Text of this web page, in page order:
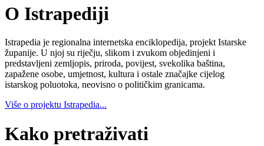
O Istrapediji
Istrapedia je regionalna internetska enciklopedija, projekt Istarske
županije. U njoj su riječju, slikom i zvukom objedinjeni i
predstavljeni zemljopis, priroda, povijest, svekolika baština,
zapažene osobe, umjetnost, kultura i ostale značajke cijelog
istarskog poluotoka, neovisno o političkim granicama.
Više o projektu Istrapedia...
Kako pretraživati